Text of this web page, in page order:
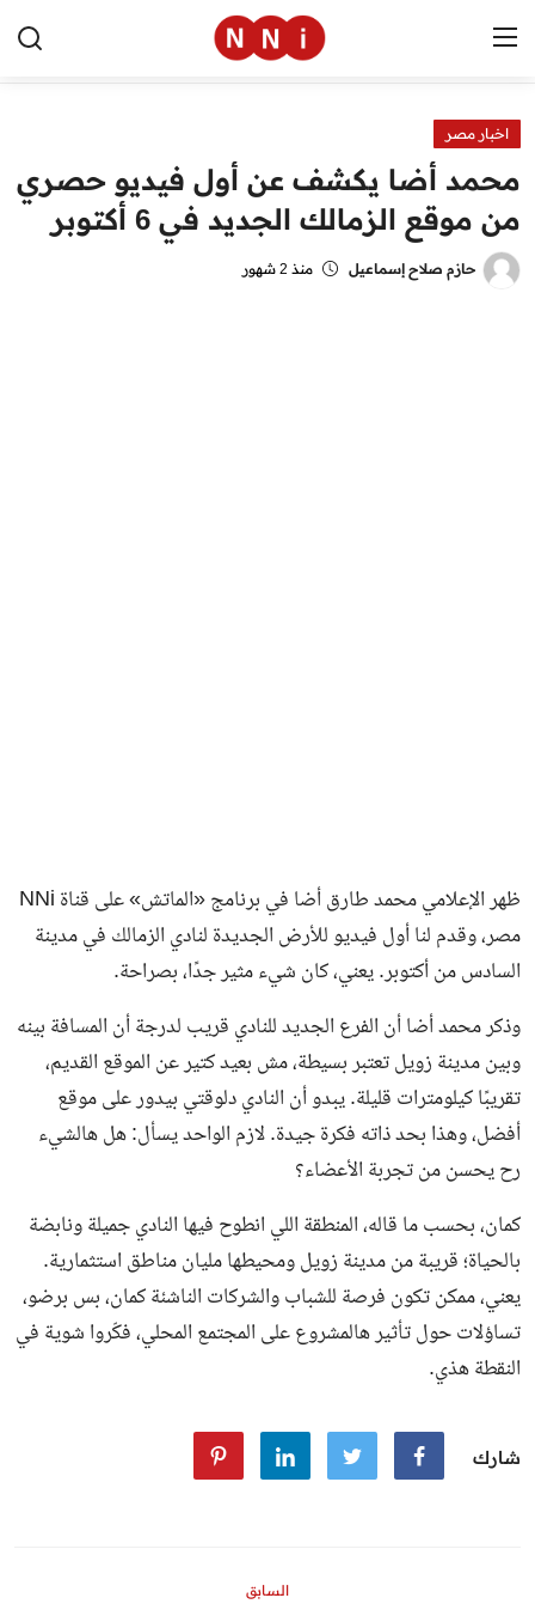
الرئيسية
اخبار مصر
العالم
اخبار مصر
محمد أضا يكشف عن أول فيديو حصري
من موقع الزمالك الجديد في 6 أكتوبر
حازم صلاح إسماعيل منذ 2 شهور
ظهر الإعلامي محمد طارق أضا في برنامج «الماتش» على قناة NNi
مصر، وقدم لنا أول فيديو للأرض الجديدة لنادي الزمالك في مدينة
السادس من أكتوبر. يعني، كان شيء مثير جدًا، بصراحة.
وذكر محمد أضا أن الفرع الجديد للنادي قريب لدرجة أن المسافة بينه
وبين مدينة زويل تعتبر بسيطة، مش بعيد كتير عن الموقع القديم،
تقريبًا كيلومترات قليلة. يبدو أن النادي دلوقتي بيدور على موقع
أفضل، وهذا بحد ذاته فكرة جيدة. لازم الواحد يسأل: هل هالشيء
رح يحسن من تجربة الأعضاء؟
كمان، بحسب ما قاله، المنطقة اللي انطوح فيها النادي جميلة ونابضة
بالحياة؛ قريبة من مدينة زويل ومحيطها مليان مناطق استثمارية.
يعني، ممكن تكون فرصة للشباب والشركات الناشئة كمان، بس برضو،
تساؤلات حول تأثير هالمشروع على المجتمع المحلي، فكّروا شوية في
النقطة هذي.
شارك
السابق